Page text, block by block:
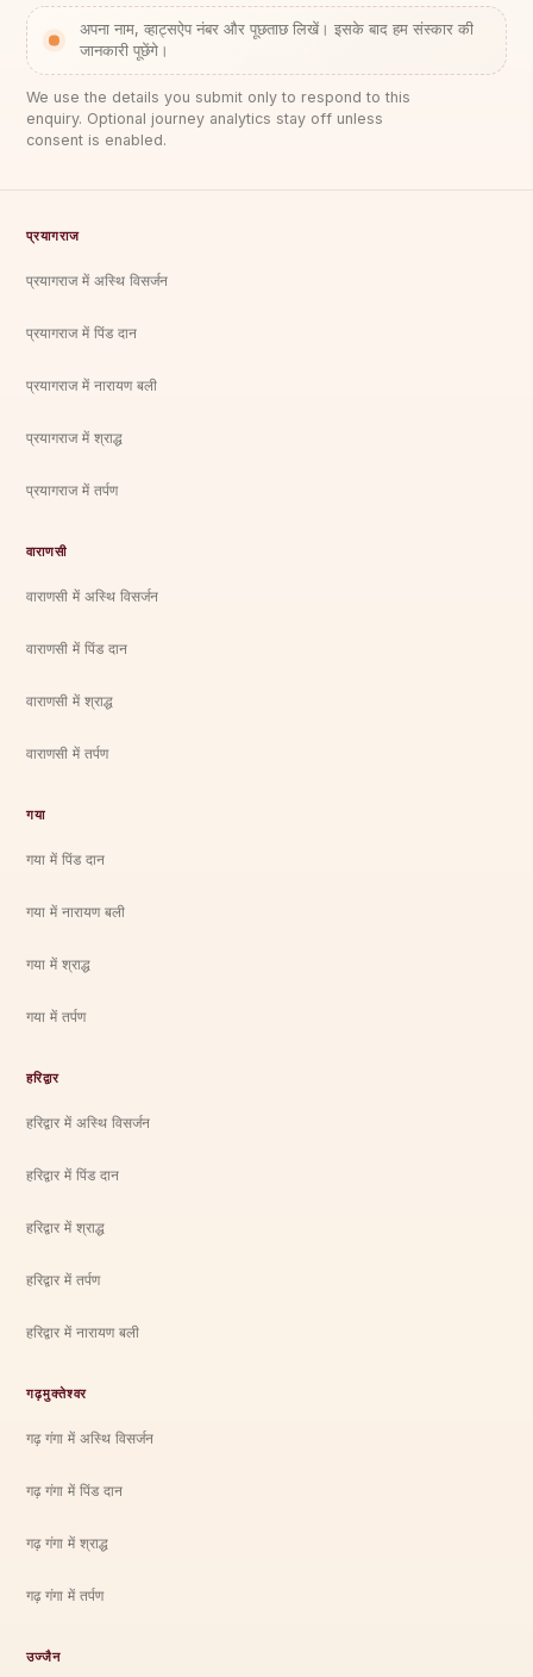
अपना नाम, व्हाट्सऐप नंबर और पूछताछ लिखें। इसके बाद हम संस्कार की
जानकारी पूछेंगे।
We use the details you submit only to respond to this
enquiry. Optional journey analytics stay off unless
consent is enabled.
प्रयागराज
प्रयागराज में अस्थि विसर्जन
प्रयागराज में पिंड दान
प्रयागराज में नारायण बली
प्रयागराज में श्राद्ध
प्रयागराज में तर्पण
वाराणसी
वाराणसी में अस्थि विसर्जन
वाराणसी में पिंड दान
वाराणसी में श्राद्ध
वाराणसी में तर्पण
गया
गया में पिंड दान
गया में नारायण बली
गया में श्राद्ध
गया में तर्पण
हरिद्वार
हरिद्वार में अस्थि विसर्जन
हरिद्वार में पिंड दान
हरिद्वार में श्राद्ध
हरिद्वार में तर्पण
हरिद्वार में नारायण बली
गढ़मुक्तेश्वर
गढ़ गंगा में अस्थि विसर्जन
गढ़ गंगा में पिंड दान
गढ़ गंगा में श्राद्ध
गढ़ गंगा में तर्पण
उज्जैन